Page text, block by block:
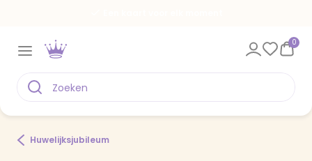
0
Huwelijksjubileum